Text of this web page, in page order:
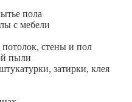
пола
с мебели
стены и пол
пыли
затирки, клея